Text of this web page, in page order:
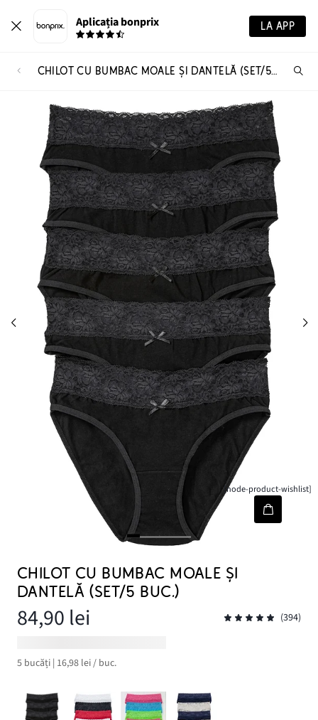
Aplicația bonprix LA APP
CHILOT CU BUMBAC MOALE ȘI DANTELĂ (SET/5 BUC.)
[node-product-wishlist]
CHILOT CU BUMBAC MOALE ȘI
DANTELĂ (SET/5 BUC.)
84,90 lei (394)
5 bucăți | 16,98 lei / buc.